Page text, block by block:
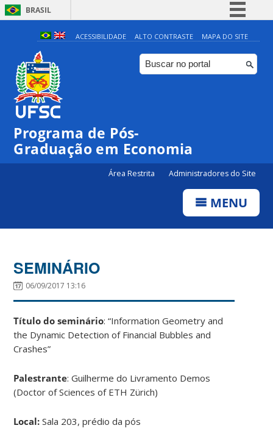
BRASIL
Simplifique!
Comunica BR
Participe
ACESSIBILIDADE ALTO CONTRASTE MAPA DO SITE
Programa de Pós-
Graduação em Economia
Área Restrita Administradores do Site
MENU
SEMINÁRIO
06/09/2017 13:16
Título do seminário: “Information Geometry and
the Dynamic Detection of Financial Bubbles and
Crashes”
Palestrante: Guilherme do Livramento Demos
(Doctor of Sciences of ETH Zürich)
Local: Sala 203, prédio da pós